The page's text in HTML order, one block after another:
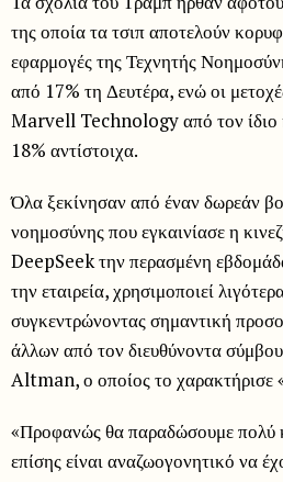
της οποία τα τσιπ αποτελούν
εφαρμογές της Τεχνητής
από 17% τη Δευτέρα, ενώ οι
Marvell Technology από τον ίδιο
18% αντίστοιχα.
Όλα ξεκίνησαν από έναν δωρεάν
νοημοσύνης που εγκαινίασε η
DeepSeek την περασμένη
την εταιρεία, χρησιμοποιεί
συγκεντρώνοντας σημαντική
άλλων από τον διευθύνοντα
Altman, ο οποίος το χαρακτήρισε
«Προφανώς θα παραδώσουμε πολύ
επίσης είναι αναζωογονητικό να